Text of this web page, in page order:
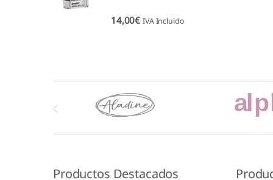
14,00€ IVA Incluido
Marcas De Carrusel
Productos Destacados